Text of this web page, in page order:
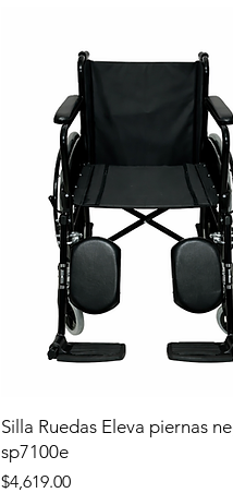
Silla Ruedas Eleva piernas
sp7100e
Precio
$4,619.00